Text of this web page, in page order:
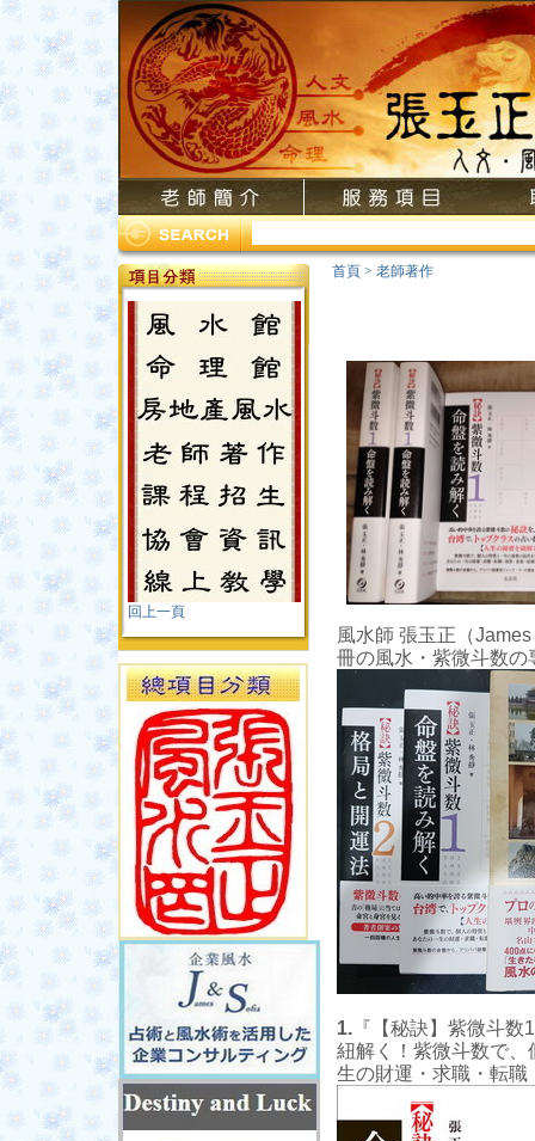
回上一頁
首頁 > 老師著作
風水師 張玉正（
冊の風水・紫微斗数の
1. 『【秘訣】紫微斗
紐解く！紫微斗数で
生の財運・求職・転